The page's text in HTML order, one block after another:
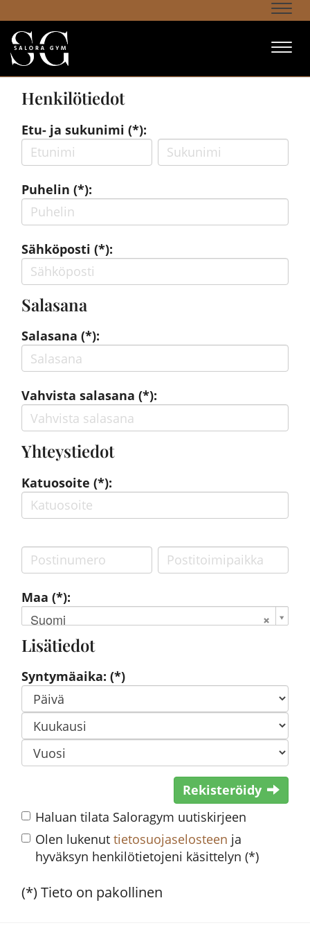
Henkilötiedot
Etu- ja sukunimi (*):
Puhelin (*):
Sähköposti (*):
Salasana
Salasana (*):
Vahvista salasana (*):
Yhteystiedot
Katuosoite (*):
Maa (*):
Suomi
Lisätiedot
Syntymäaika: (*)
Rekisteröidy
Haluan tilata Saloragym uutiskirjeen
Olen lukenut tietosuojaselosteen ja
hyväksyn henkilötietojeni käsittelyn (*)
(*) Tieto on pakollinen